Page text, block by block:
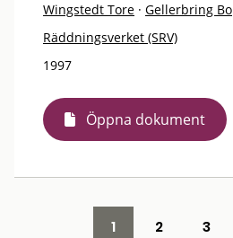
Wingstedt Tore · Gellerbring Bo
Räddningsverket (SRV)
1997
Öppna dokument
1 2 3